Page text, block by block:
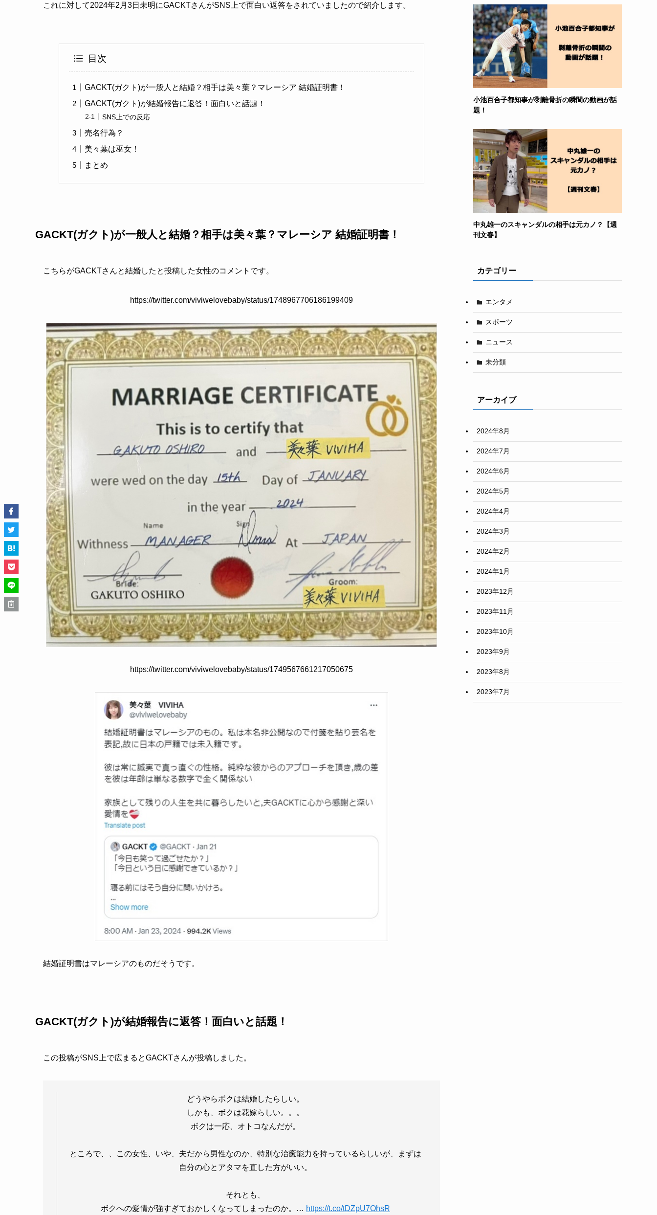
これに対して2024年2月3日未明にGACKTさんがSNS上で面白い返答をされていましたので紹介します。
目次
GACKT(ガクト)が一般人と結婚？相手は美々葉？マレーシア 結婚証明書！
GACKT(ガクト)が結婚報告に返答！面白いと話題！
SNS上での反応
売名行為？
美々葉は巫女！
まとめ
GACKT(ガクト)が一般人と結婚？相手は美々葉？マレーシア 結婚証明書！
こちらがGACKTさんと結婚したと投稿した女性のコメントです。
https://twitter.com/viviwelovebaby/status/1748967706186199409
https://twitter.com/viviwelovebaby/status/1749567661217050675
結婚証明書はマレーシアのものだそうです。
GACKT(ガクト)が結婚報告に返答！面白いと話題！
この投稿がSNS上で広まるとGACKTさんが投稿しました。
どうやらボクは結婚したらしい。
しかも、ボクは花嫁らしい。。。
ボクは一応、オトコなんだが。
ところで、、この女性、いや、夫だから男性なのか、特別な治癒能力を持っているらしいが、まずは
自分の心とアタマを直した方がいい。
それとも、
ボクへの愛情が強すぎておかしくなってしまったのか。… https://t.co/tDZpU7OhsR
小池百合子都知事が剥離骨折の瞬間の動画が話
題！
中丸雄一のスキャンダルの相手は元カノ？【週
刊文春】
カテゴリー
エンタメ
スポーツ
ニュース
未分類
アーカイブ
2024年8月
2024年7月
2024年6月
2024年5月
2024年4月
2024年3月
2024年2月
2024年1月
2023年12月
2023年11月
2023年10月
2023年9月
2023年8月
2023年7月